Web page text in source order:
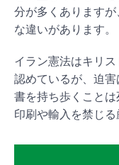
分が多くあります
な違いがあります。
イラン憲法はキリ
認めているが、迫
書を持ち歩くこと
印刷や輸入を禁じる